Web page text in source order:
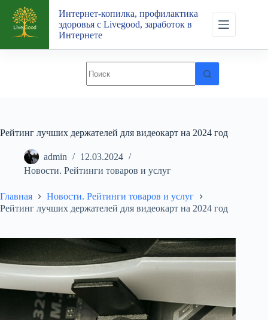
Перейти
сути
Интернет-копилка, профилактика
здоровья с Livegood, заработок в
Интернете
Рейтинг лучших держателей для видеокарт на 2024 год
admin
12.03.2024
Новости. Рейтинги товаров и услуг
Главная
Новости. Рейтинги товаров и услуг
Рейтинг лучших держателей для видеокарт на 2024 год